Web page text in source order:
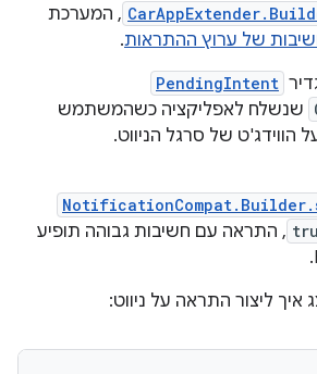
, המערכת
של ערוץ ההתראות.
PendingIntent
שנשלח לאפליקציה כשהמשתמש
, התראה עם חשיבות גבוהה תופיע
ליצור התראה על ניווט: